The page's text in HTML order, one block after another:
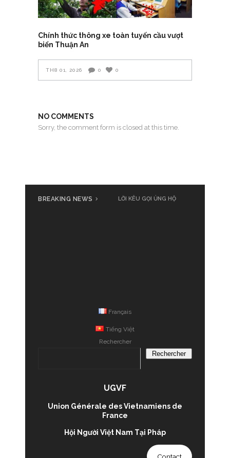
Chính thức thông xe toàn tuyến cầu vượt
biển Thuận An
TH8 01, 2026 0 0
NO COMMENTS
Sorry, the comment form is closed at this time.
BREAKING NEWS LỜI KÊU GỌI ỦNG HỘ
Français
Tiếng Việt
Rechercher
Rechercher
UGVF
Union Générale des Vietnamiens de
France
Hội Người Việt Nam Tại Pháp
Contact